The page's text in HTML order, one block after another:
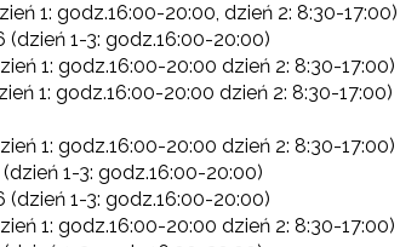
1: godz.16:00-20:00, dzień 2: 8:30-17:00)
(dzień 1-3: godz.16:00-20:00)
1: godz.16:00-20:00 dzień 2: 8:30-17:00)
1: godz.16:00-20:00 dzień 2: 8:30-17:00)
1: godz.16:00-20:00 dzień 2: 8:30-17:00)
(dzień 1-3: godz.16:00-20:00)
(dzień 1-3: godz.16:00-20:00)
1: godz.16:00-20:00 dzień 2: 8:30-17:00)